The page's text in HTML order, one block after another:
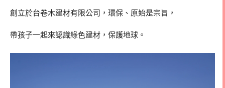
創立於台卷木建材有限公司，環保、原始是宗旨，
帶孩子一起來認識綠色建材，保護地球。